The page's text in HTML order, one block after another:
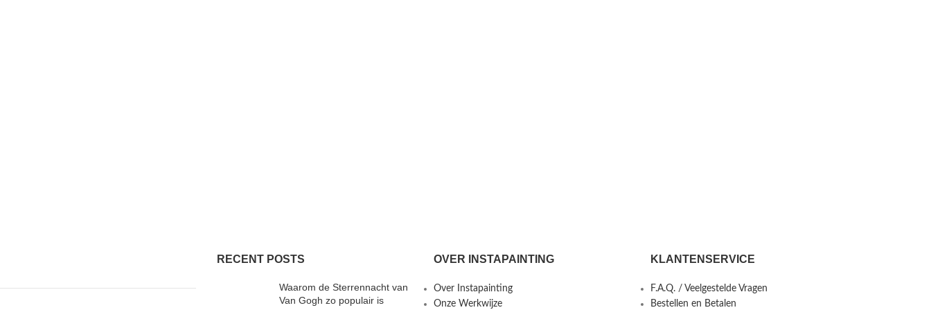
RECENT POSTS
Waarom de Sterrennacht van
Van Gogh zo populair is
OVER INSTAPAINTING
Over Instapainting
Onze Werkwijze
KLANTENSERVICE
F.A.Q. / Veelgestelde Vragen
Bestellen en Betalen